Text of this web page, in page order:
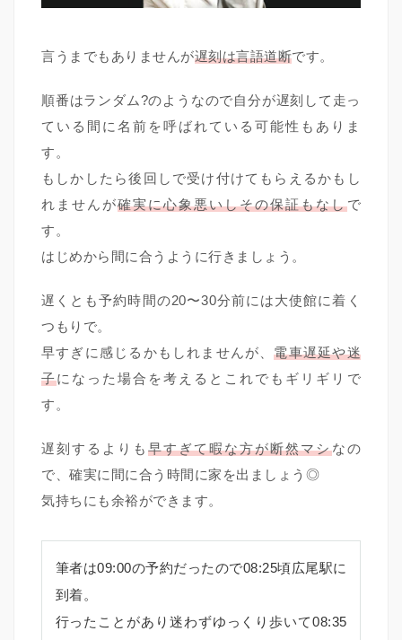
言うまでもありませんが遅刻は言語道断です。
順番はランダム?のようなので自分が遅刻して走っ
ている間に名前を呼ばれている可能性もありま
す。
もしかしたら後回しで受け付けてもらえるかもし
れませんが確実に心象悪いしその保証もなしで
す。
はじめから間に合うように行きましょう。
遅くとも予約時間の20〜30分前には大使館に着く
つもりで。
早すぎに感じるかもしれませんが、電車遅延や迷
子になった場合を考えるとこれでもギリギリで
す。
遅刻するよりも早すぎて暇な方が断然マシなの
で、確実に間に合う時間に家を出ましょう◎
気持ちにも余裕ができます。
筆者は09:00の予約だったので08:25頃広尾駅に
到着。
行ったことがあり迷わずゆっくり歩いて08:35